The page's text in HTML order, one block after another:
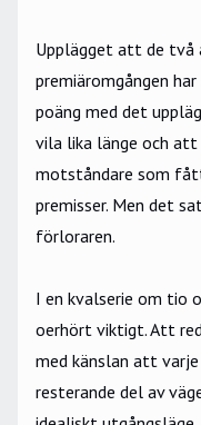
Upplägget att de två
premiäromgången
poäng med det
vila lika länge och
motståndare som
premisser. Men det
förloraren.
I en kvalserie om tio
oerhört viktigt. Att
med känslan att
resterande del av